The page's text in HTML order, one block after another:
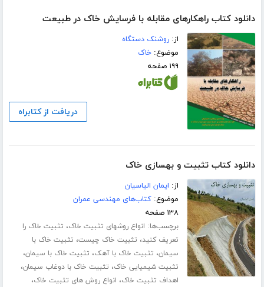
دانلود کتاب راهکارهای مقابله با فرسایش خاک در طبیعت
از:روشنک دستگاه
موضوع:خاک
۱۹۹ صفحه
دریافت از کتابراه
دانلود کتاب تثبیت و بهسازی خاک
از: ایمان الیاسیان
موضوع:کتاب‌های مهندسی عمران
۱۳۸ صفحه
برچسب‌ها: انواع روشهای تثبیت خاک، تثبیت خاک را
تعریف کنید، تثبیت خاک چیست، تثبیت خاک با
سیمان، تثبیت خاک با آهک، تثبیت خاک با سیمان،
تثبیت شیمیایی خاک، تثبیت خاک با دوغاب سیمان،
اهداف تثبیت خاک، انواع روش های تثبیت خاک،